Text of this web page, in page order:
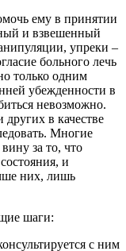
ему в принятии
и взвешенный
упреки –
больного лечь
только одним
убежденности в
невозможно.
других в качестве
Многие
за то, что
и
них, лишь
шаги: